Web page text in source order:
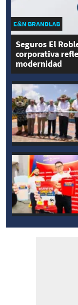
E&N BRANDLAB
Seguros El
corporativa
modernidad